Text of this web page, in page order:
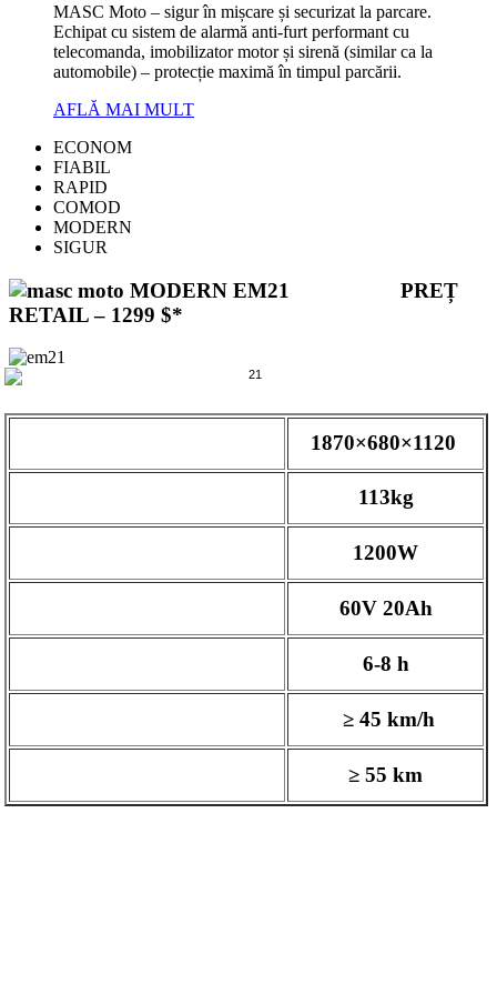
MASC Moto – sigur în mișcare și securizat la parcare.
Echipat cu sistem de alarmă anti-furt performant cu
telecomanda, imobilizator motor și sirenă (similar ca la
automobile) – protecție maximă în timpul parcării.
AFLĂ MAI MULT
ECONOM
FIABIL
RAPID
COMOD
MODERN
SIGUR
MODERN EM21 PREȚ
RETAIL – 1299 $*
1870×680×1120
113kg
1200W
60V 20Ah
6-8 h
≥ 45 km/h
≥ 55 km